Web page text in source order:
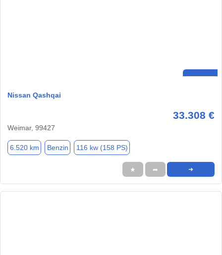
Nissan Qashqai
33.308 €
Weimar, 99427
6.520 km Benzin 116 kw (158 PS)
★ ➦ ➜